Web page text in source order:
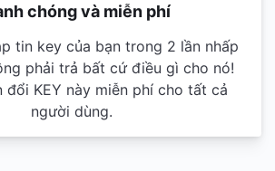
chóng và miễn phí
tin key của bạn trong 2 lần nhấp
phải trả bất cứ điều gì cho nó!
đổi KEY này miễn phí cho tất cả
người dùng.